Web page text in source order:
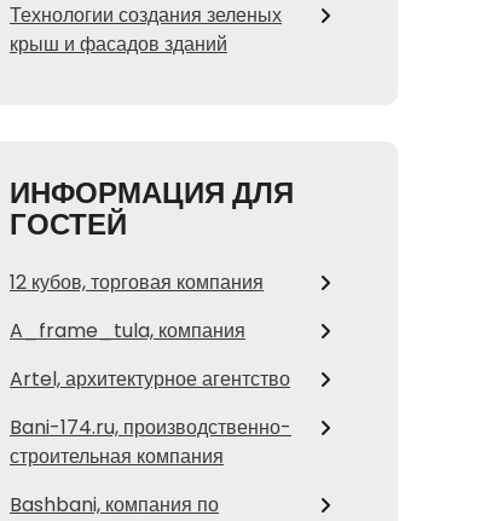
Технологии создания зеленых
крыш и фасадов зданий
ИНФОРМАЦИЯ ДЛЯ
ГОСТЕЙ
12 кубов, торговая компания
A_frame_tula, компания
Artel, архитектурное агентство
Bani-174.ru, производственно-
строительная компания
Bashbani, компания по